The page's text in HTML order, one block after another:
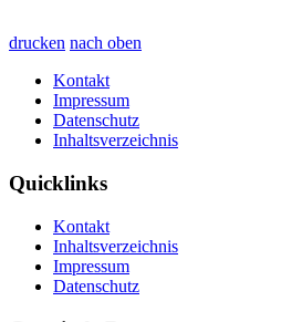
drucken nach oben
Kontakt
Impressum
Datenschutz
Inhaltsverzeichnis
Quicklinks
Kontakt
Inhaltsverzeichnis
Impressum
Datenschutz